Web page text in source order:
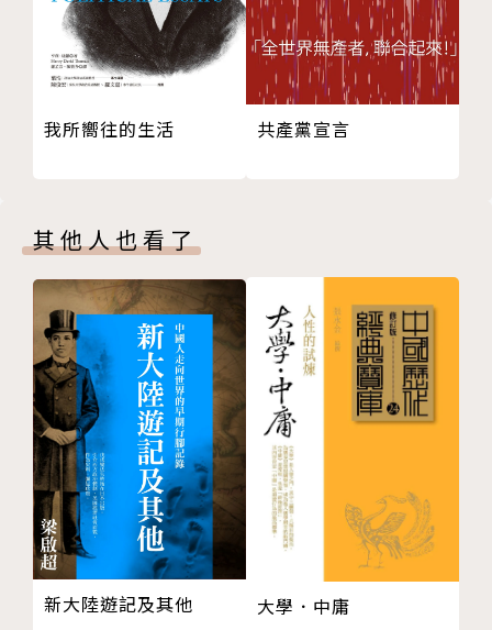
視、電台、電影、出版、雜誌、漫畫、時尚、商場空間
各種潮流大交滙。
一種無序中自生成序的獨有香港流行美學。
一個與全球華人文化圈息息相關的狂飊時代。
香港流行文化史，也是全球華人文化圈的交易誌和演變
港流行文化這段大流行歷史，就無可避免同時也是一次
香港文化的重塑與再植。無須一定清楚所有文化走向的
來龍去脈，但共同有過的香港記憶卻早已化為你我個人
成長中不被遺忘的一部分。
往後，香港文化香港身分，既要保存，同時講求再植與
跨域長期連結。依仗的是熱愛過的、經歷過這個獨一無
二的香港的每一個人，當中每一位都擁有一本屬於自己
的香港流行史記。
名家推薦
「李照興的文章，有視野，有人氣，我一直愛讀。寫文
我所嚮往的生活 共產黨宣言
其他人也看了
新大陸遊記及其他 大學．中庸